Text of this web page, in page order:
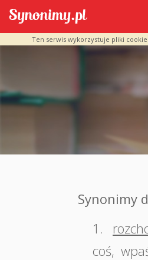
Ten serwis wykorzystuje pliki
Synonimy
1.
coś,